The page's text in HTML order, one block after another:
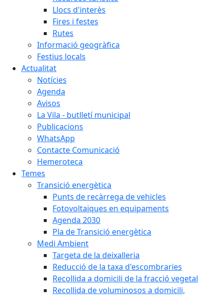
Llocs d'interès
Fires i festes
Rutes
Informació geogràfica
Festius locals
Actualitat
Notícies
Agenda
Avisos
La Vila - butlletí municipal
Publicacions
WhatsApp
Contacte Comunicació
Hemeroteca
Temes
Transició energètica
Punts de recàrrega de vehicles
Fotovoltaiques en equipaments
Agenda 2030
Pla de Transició energètica
Medi Ambient
Targeta de la deixalleria
Reducció de la taxa d'escombraries
Recollida a domicili de la fracció vegetal
Recollida de voluminosos a domicili,